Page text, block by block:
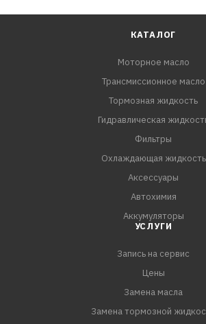
КАТАЛОГ
Моторное масло
Трансмиссионное масло
Тормозная жидкость
Гидравлическая
Фильтры
Охлаждающая жидкость
Аксессуары
Автохимия
Аккумуляторы
УСЛУГИ
Запись на сервис
Цены
Замена масла
Замена тормозной